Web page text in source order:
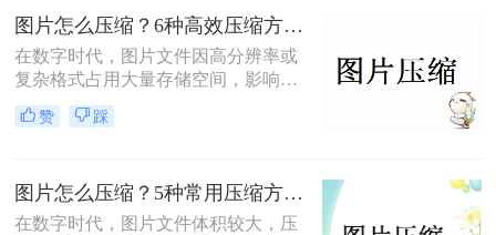
平衡画质与体积。
图片怎么压缩？6种高效压缩方法分享！
在数字时代，图片文件因高分辨率或
复杂格式占用大量存储空间，影响传
输和加载速度。那么图片怎么压缩
呢？本文总结了6种高效压缩方法，
赞 踩
图片怎么压缩？5种常用压缩方法详解！
在数字时代，图片文件体积较大，压